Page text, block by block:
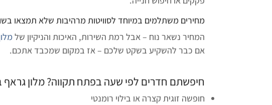
מחירים משתלמים במיוחד לסוויטות מרהיבות שלא תמצאו
המחיר נשאר נוח – אבל רמת השירות, האיכות והניקיון של
אם כבר להשקיע בשקט שלכם – אז במקום שמכבד אתכם.
חיפשתם חדרים לפי שעה בפתח תקווה?מלון גראף
חופשה זוגית קצרה או בילוי רומנטי